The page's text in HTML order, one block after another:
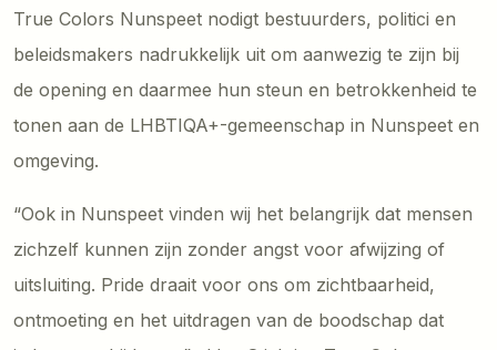
True Colors Nunspeet nodigt bestuurders, politici en
beleidsmakers nadrukkelijk uit om aanwezig te zijn bij
de opening en daarmee hun steun en betrokkenheid te
tonen aan de LHBTIQA+-gemeenschap in Nunspeet en
omgeving.
“Ook in Nunspeet vinden wij het belangrijk dat mensen
zichzelf kunnen zijn zonder angst voor afwijzing of
uitsluiting. Pride draait voor ons om zichtbaarheid,
ontmoeting en het uitdragen van de boodschap dat